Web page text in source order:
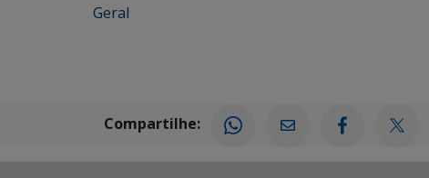
Geral
Compartilhe: